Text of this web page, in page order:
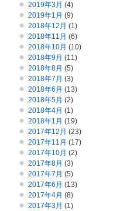
2019年3月 (4)
2019年1月 (9)
2018年12月 (1)
2018年11月 (6)
2018年10月 (10)
2018年9月 (11)
2018年8月 (5)
2018年7月 (3)
2018年6月 (13)
2018年5月 (2)
2018年4月 (1)
2018年1月 (19)
2017年12月 (23)
2017年11月 (17)
2017年10月 (2)
2017年8月 (3)
2017年7月 (5)
2017年6月 (13)
2017年4月 (8)
2017年3月 (1)